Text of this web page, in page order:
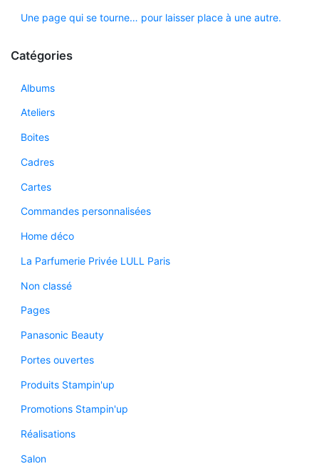
Une page qui se tourne… pour laisser place à une autre.
Catégories
Albums
Ateliers
Boites
Cadres
Cartes
Commandes personnalisées
Home déco
La Parfumerie Privée LULL Paris
Non classé
Pages
Panasonic Beauty
Portes ouvertes
Produits Stampin'up
Promotions Stampin'up
Réalisations
Salon